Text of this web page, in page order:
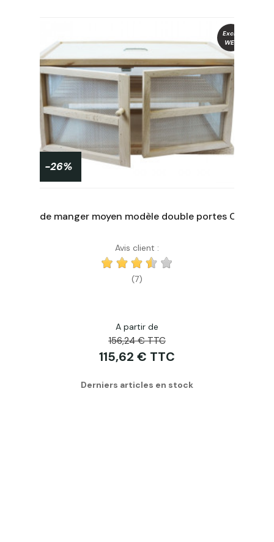
Acheter
Exclu
WEB
-26%
Avis client :
(7)
A partir de
156,24 € TTC
115,62 € TTC
Derniers articles en stock